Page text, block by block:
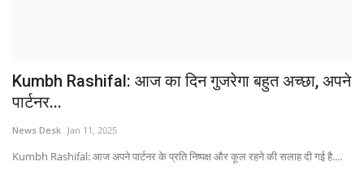
Kumbh Rashifal: आज का दिन गुजरेगा बहुत अच्छा, अपने
पार्टनर...
News Desk Jan 11, 2025
Kumbh Rashifal: आज अपने पार्टनर के प्रति निष्पक्ष और कूल रहने की सलाह दी गई है....